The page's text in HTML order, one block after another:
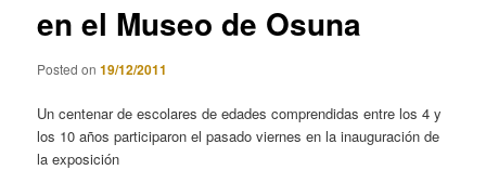
en el Museo de Osuna
Posted on19/12/2011
Un centenar de escolares de edades comprendidas entre los 4 y
los 10 años participaron el pasado viernes en la inauguración de
la exposición